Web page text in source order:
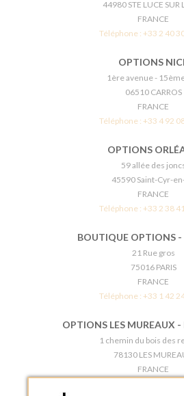
44980 STE LUCE SUR
FRANCE
Téléphone : +33 2 40
OPTIONS
1ère avenue -
06510 CARROS
FRANCE
Téléphone : +33 4 92
OPTIONS
59 allée des
45590 Saint-Cyr-
FRANCE
Téléphone : +33 2 38
BOUTIQUE OPTIONS -
21 Rue gros
75016 PARIS
FRANCE
Téléphone : +33 1 42
OPTIONS LES MUREAUX -
1 chemin du bois des
78130 LES
FRANCE